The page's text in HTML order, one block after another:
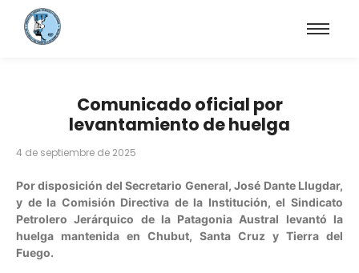
Comunicado oficial por
levantamiento de huelga
4 de septiembre de 2025
Por disposición del Secretario General, José Dante Llugdar,
y de la Comisión Directiva de la Institución, el Sindicato
Petrolero Jerárquico de la Patagonia Austral levantó la
huelga mantenida en Chubut, Santa Cruz y Tierra del
Fuego.